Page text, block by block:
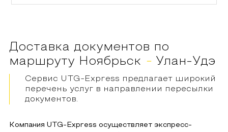
Доставка документов по
маршруту Ноябрьск - Улан-Удэ
Сервис UTG-Express предлагает широкий
перечень услуг в направлении пересылки
документов.
Компания UTG-Express осуществляет экспресс-